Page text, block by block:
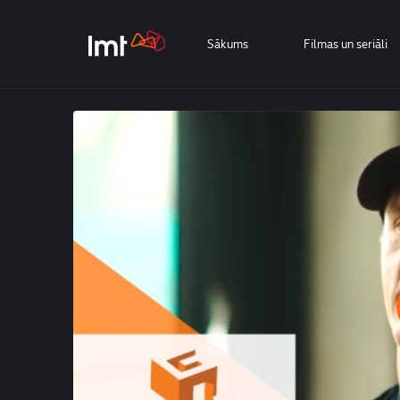
Sākums Filmas un seriāli